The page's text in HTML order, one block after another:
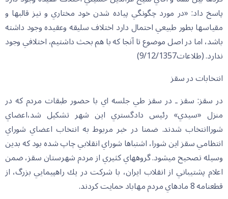
پاسخ داد: «در مورد چگونگي پياده شدن خود مختاري و نيز قالبها و
مقياسها بطور طبيعي احتمال دارد اختلاف سليقه وعقيده وجود داشته
باشد، اما در اصل موضوع تا آنجا كه با هم بحث داشتيم، اختلافي وجود
ندارد. (طلاعات9/12/1357)
انتخابات در سقز
در سقز: سقز ـ در سقز طي جلسه اي با حضور طبقات مردم كه در
منزل «سيدي» رئيس دادگستري اين شهر تشكيل شد،اعضاي
شوراانتخاب شدند. ضمنا در خبر مربوط به انتخاب اعضاي شوراي
انتظامي سقز اين شورا، اشتباها شوراي انقلابي چاپ شده بود كه بدين
وسيله تصحيح مي‏شود. گروههاي كثيري از مردم شهرستان سقز، ضمن
اعلام پشتيباني از انقلاب ايران، با شركت در يك راهپيمايي بزرگ، از
قطعنامه 8 ماده‏اي مردم مهاباد حمايت كردند.